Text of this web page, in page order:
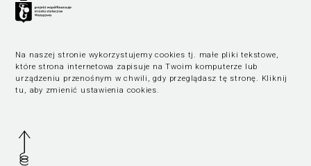
Na naszej stronie wykorzystujemy cookies tj. małe pliki tekstowe,
które strona internetowa zapisuje na Twoim komputerze lub
urządzeniu przenośnym w chwili, gdy przeglądasz tę stronę. Kliknij
tu, aby zmienić ustawienia cookies.